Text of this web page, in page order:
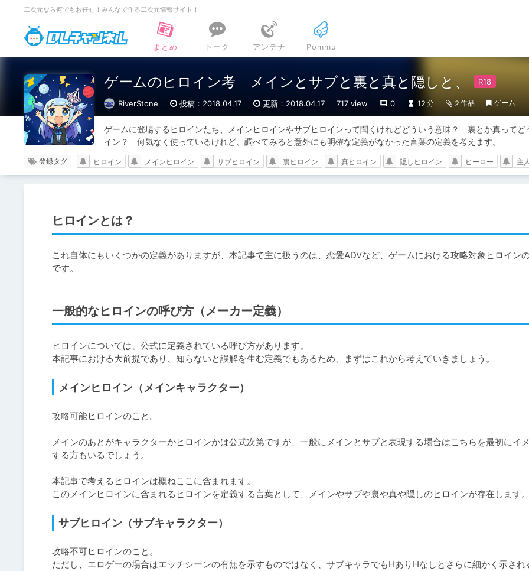
二次元なら何でもお任せ！みんなで作る二次元情報サイト！
DLチャンネル
まとめ
トーク アンテナ Pommu
ゲームのヒロイン考 メインとサブと裏と真と隠しと、
RiverStone 投稿：2018.04.17 更新：2018.04.17 717 view 0 12 分 2 作品 ゲーム
ゲームに登場するヒロインたち、メインヒロインやサブヒロインって聞くけれどどういう意味？　裏とか真ってど
イン？　何気なく使っているけれど、調べてみると意外にも明確な定義がなかった言葉の定義を考えます。
登録タグ ヒロイン メインヒロイン サブヒロイン 裏ヒロイン 真ヒロイン 隠しヒロイン ヒーロー 主
ヒロインとは？
これ自体にもいくつかの定義がありますが、本記事で主に扱うのは、恋愛ADVなど、ゲームにおける攻略対象ヒロイン
です。
一般的なヒロインの呼び方（メーカー定義）
ヒロインについては、公式に定義されている呼び方があります。
本記事における大前提であり、知らないと誤解を生む定義でもあるため、まずはこれから考えていきましょう。
メインヒロイン（メインキャラクター）
攻略可能ヒロインのこと。
メインのあとがキャラクターかヒロインかは公式次第ですが、一般にメインとサブと表現する場合はこちらを最初にイ
する方もいるでしょう。
本記事で考えるヒロインは概ねここに含まれます。
このメインヒロインに含まれるヒロインを定義する言葉として、メインやサブや裏や真や隠しのヒロインが存在します
サブヒロイン（サブキャラクター）
攻略不可ヒロインのこと。
ただし、エロゲーの場合はエッチシーンの有無を示すものではなく、サブキャラでもHありHなしとさらに細かく示され